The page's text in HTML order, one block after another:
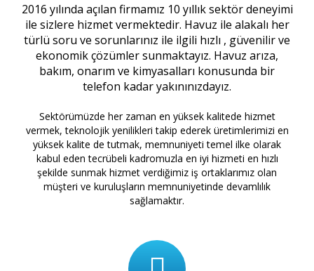
2016 yılında açılan firmamız 10 yıllık sektör deneyimi
ile sizlere hizmet vermektedir. Havuz ile alakalı her
türlü soru ve sorunlarınız ile ilgili hızlı , güvenilir ve
ekonomik çözümler sunmaktayız. Havuz arıza,
bakım, onarım ve kimyasalları konusunda bir
telefon kadar yakınınızdayız.
Sektörümüzde her zaman en yüksek kalitede hizmet
vermek, teknolojik yenilikleri takip ederek üretimlerimizi en
yüksek kalite de tutmak, memnuniyeti temel ilke olarak
kabul eden tecrübeli kadromuzla en iyi hizmeti en hızlı
şekilde sunmak hizmet verdiğimiz iş ortaklarımız olan
müşteri ve kuruluşların memnuniyetinde devamlılık
sağlamaktır.